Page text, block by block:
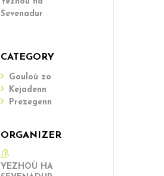
Sevenadur
CATEGORY
Gouloù zo
Kejadenn
Prezegenn
ORGANIZER
YEZHOÙ HA